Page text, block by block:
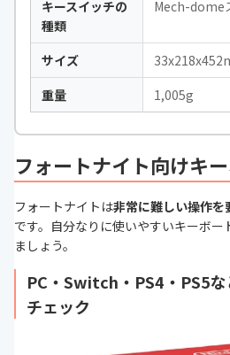
キースイッチの
種類
Mech-dome
サイズ
重量
1,005g
フォートナイト向けキ
フォートナイトは非常に難しい操作を
です。自分なりに使いやすいキーボー
ましょう。
PC・Switch・PS4・PS5
チェック